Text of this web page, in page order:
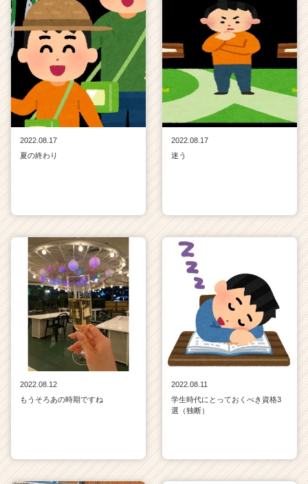
2022.08.17
夏の終わり
2022.08.17
迷う
2022.08.12
もうそろあの時期ですね
2022.08.11
学生時代にとっておくべき資格3
選（独断）